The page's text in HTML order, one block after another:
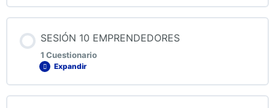
QUIZ 8 EMPRENDEDORES
QUIZ 9 EMPRENDEDORES
SESIÓN 10 EMPRENDEDORES
1 Cuestionario
Expandir